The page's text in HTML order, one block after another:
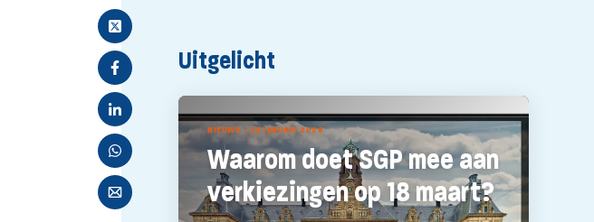
Uitgelicht
NIEUWS - 22 JANUARI 2026
Waarom doet SGP mee aan
verkiezingen op 18 maart?